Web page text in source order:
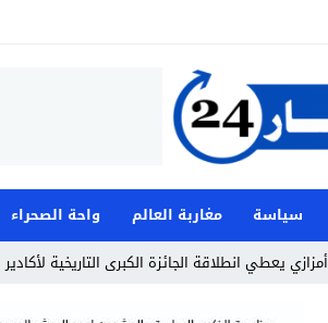
سياسة مغاربة العالم واحة الصحراء
أمزازي يعطي انطلاقة الجائزة الكبرى التاريخية